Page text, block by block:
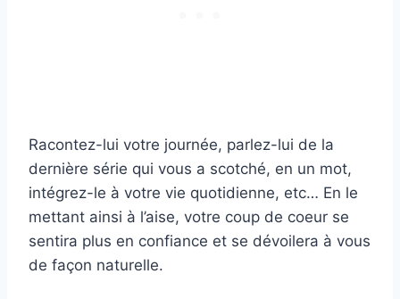
Racontez-lui votre journée, parlez-lui de la
dernière série qui vous a scotché, en un mot,
intégrez-le à votre vie quotidienne, etc… En le
mettant ainsi à l’aise, votre coup de coeur se
sentira plus en confiance et se dévoilera à vous
de façon naturelle.